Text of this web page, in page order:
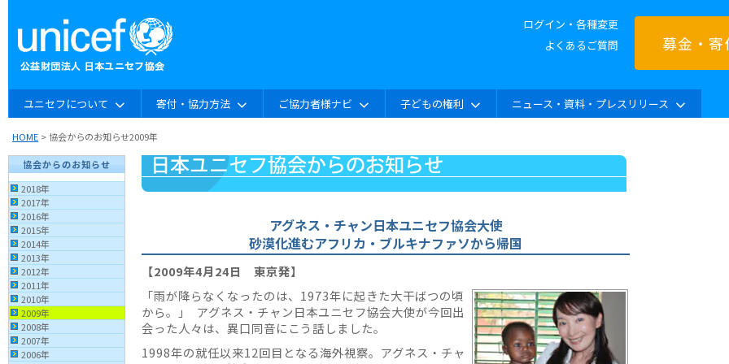
ログイン・各種変更
よくあるご質問
募金・寄
ユニセフについて 寄付・協力方法 ご協力者様ナビ 子どもの権利 ニュース・資料・プレスリリース
HOME > 協会からのお知らせ2009年
協会からのお知らせ
2018年
2017年
2016年
2015年
2014年
2013年
2012年
2011年
2010年
2009年
2008年
2007年
2006年
アグネス・チャン日本ユニセフ協会大使
砂漠化進むアフリカ・ブルキナファソから帰国
【2009年4月24日 東京発】
「雨が降らなくなったのは、1973年に起きた大干ばつの頃
から。｣ アグネス・チャン日本ユニセフ協会大使が今回出
会った人々は、異口同音にこう話しました。
1998年の就任以来12回目となる海外視察。アグネス・チャ